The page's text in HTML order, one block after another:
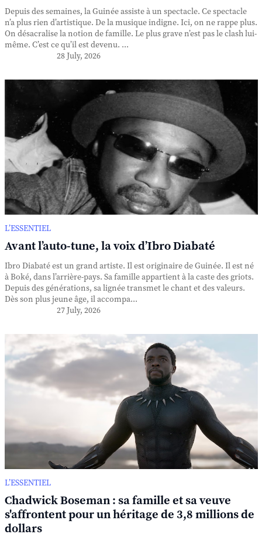
Depuis des semaines, la Guinée assiste à un spectacle. Ce spectacle
n’a plus rien d’artistique. De la musique indigne. Ici, on ne rappe plus.
On désacralise la notion de famille. Le plus grave n’est pas le clash lui-
même. C’est ce qu’il est devenu. ...
28 July, 2026
L’ESSENTIEL
Avant l’auto-tune, la voix d’Ibro Diabaté
Ibro Diabaté est un grand artiste. Il est originaire de Guinée. Il est né
à Boké, dans l’arrière-pays. Sa famille appartient à la caste des griots.
Depuis des générations, sa lignée transmet le chant et des valeurs.
Dès son plus jeune âge, il accompa...
27 July, 2026
L’ESSENTIEL
Chadwick Boseman : sa famille et sa veuve
s'affrontent pour un héritage de 3,8 millions de
dollars